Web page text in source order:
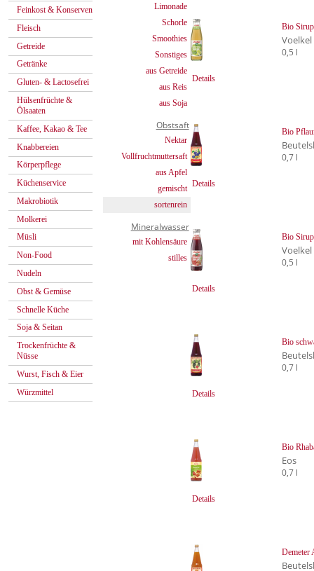
Feinkost & Konserven
Fleisch
Getreide
Getränke
Gluten- & Lactosefrei
Hülsenfrüchte &
Ölsaaten
Kaffee, Kakao & Tee
Knabbereien
Körperpflege
Küchenservice
Makrobiotik
Molkerei
Müsli
Non-Food
Nudeln
Obst & Gemüse
Schnelle Küche
Soja & Seitan
Trockenfrüchte &
Nüsse
Wurst, Fisch & Eier
Würzmittel
Limonade
Schorle
Smoothies
Sonstiges
aus Getreide
aus Reis
aus Soja
Obstsaft
Nektar
Vollfruchtmuttersaft
aus Apfel
gemischt
sortenrein
Mineralwasser
mit Kohlensäure
stilles
Details
Bio
Voelkel
0,5 l
Details
Bio
0,7 l
Details
Bio
Voelkel
0,5 l
Details
Bio
0,7 l
Details
Bio
Eos
0,7 l
Demeter